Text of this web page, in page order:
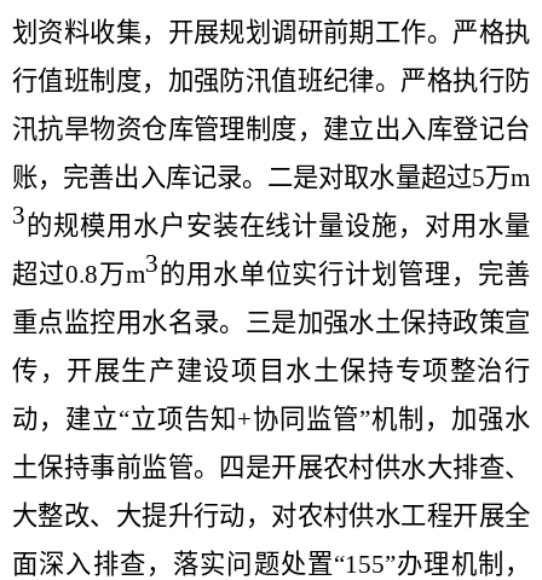
划资料收集，开展规划调研前期工作。 严格执
行值班制度， 加强防汛值班纪律。 严格执行防
汛抗旱物资仓库管理制度，建立出入库登记台
账， 完善出入库记录。 二是对取水量超过5万m
3的规模用水户安装在线计量设施， 对用水量
超过0.8万m3的用水单位实行计划管理 ，完善
重点监控用水名录。 三是加强水土保持政策宣
传 ， 开展生产建设项目水土保持专项整治行
动，建立“立项告知 +协同监管”机制，加强水
土保持事前监管。
四是开展农村供水大排查、
大整改、大提升行动，对农村供水工程开展全
面深入排查， 落实问题处置“155”办理机制，